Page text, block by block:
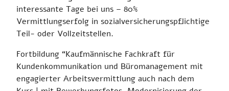
interessante Tage bei uns – 80%
Vermittlungserfolg in sozialversicherungspflichtige
Teil- oder Vollzeitstellen.
Fortbildung “Kaufmännische Fachkraft für
Kundenkommunikation und Büromanagement mit
engagierter Arbeitsvermittlung auch nach dem